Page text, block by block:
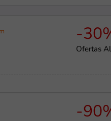
-
Ofertas
-